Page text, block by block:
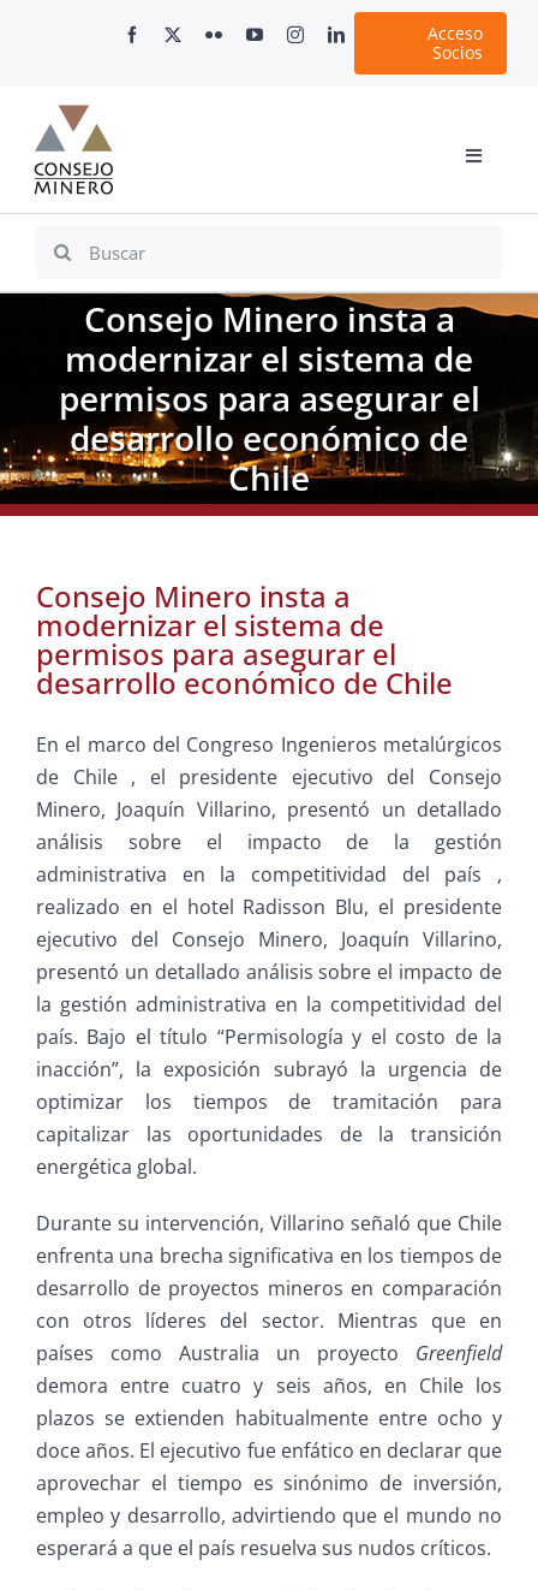
Acceso
Socios
Toggle
Documentos
Minería en Chile
Plataformas Digitales
Comunicaciones
Search
Consejo Minero insta a
modernizar el sistema de
permisos para asegurar el
desarrollo económico de
Chile
Consejo Minero insta a
modernizar el sistema de
permisos para asegurar el
desarrollo económico de Chile
En el marco del Congreso Ingenieros metalúrgicos
de Chile, el presidente ejecutivo del Consejo
Minero, Joaquín Villarino, presentó un detallado
análisis sobre el impacto de la gestión
administrativa en la competitividad del país ,
realizado en el hotel Radisson Blu, el presidente
ejecutivo del Consejo Minero, Joaquín Villarino,
presentó un detallado análisis sobre el impacto de
la gestión administrativa en la competitividad del
país. Bajo el título “Permisología y el costo de la
inacción”, la exposición subrayó la urgencia de
optimizar los tiempos de tramitación para
capitalizar las oportunidades de la transición
energética global.
Durante su intervención, Villarino señaló que Chile
enfrenta una brecha significativa en los tiempos de
desarrollo de proyectos mineros en comparación
con otros líderes del sector. Mientras que en
países como Australia un proyecto Greenfield
demora entre cuatro y seis años, en Chile los
plazos se extienden habitualmente entre ocho y
doce años. El ejecutivo fue enfático en declarar que
aprovechar el tiempo es sinónimo de inversión,
empleo y desarrollo, advirtiendo que el mundo no
esperará a que el país resuelva sus nudos críticos.